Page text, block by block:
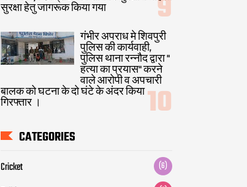
सुरक्षा हेतु जागरूक किया गया
गंभीर अपराध मे शिवपुरी
पुलिस की कार्यवाही,
पुलिस थाना रन्नौद द्वारा "
हत्या का प्रयास" करने
वाले आरोपी व अपचारी
बालक को घटना के दो घंटे के अंदर किया
गिरफ्तार ।
CATEGORIES
Cricket (6)